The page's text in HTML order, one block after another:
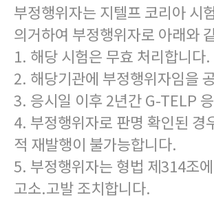
부정행위자는 지텔프 코리아 시
의거하여 부정행위자로 아래와
1. 해당 시험은 무효 처리합니다.
2. 해당기관에 부정행위자임을
3. 응시일 이후 2년간 G-TELP
4. 부정행위자로 판명 확인된 경
적 재발행이 불가능합니다.
5. 부정행위자는 형법 제314조
고소.고발 조치합니다.